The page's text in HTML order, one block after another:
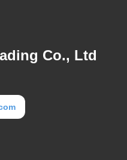
Co., Ltd